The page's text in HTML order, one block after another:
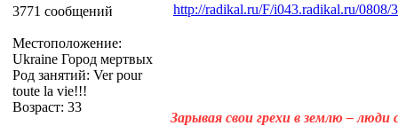
3771 сообщений
Местоположение:
Ukraine Город мертвых
Род занятий: Ver pour
toute la vie!!!
Возраст: 33
http://radikal.ru/F/i043.radikal.ru/0808/
Зарывая свои грехи в землю –